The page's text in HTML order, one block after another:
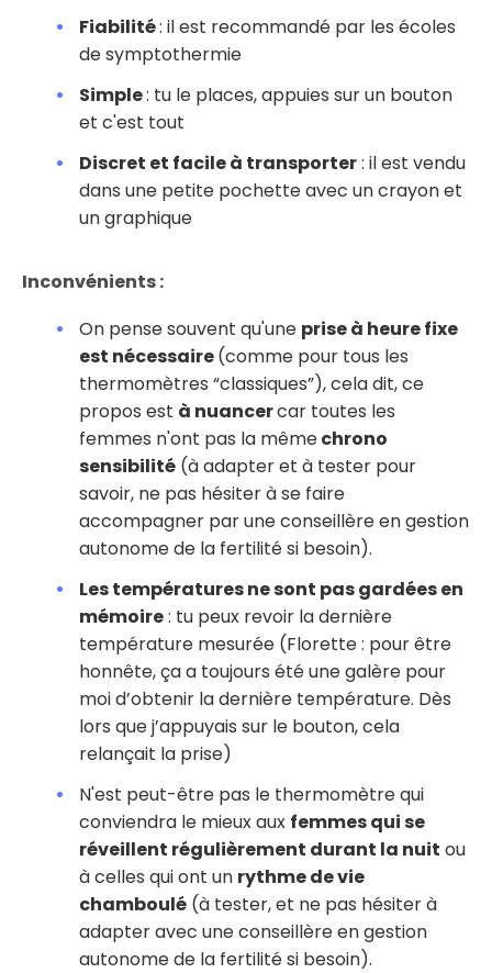
Fiabilité: il est recommandé par les écoles
de symptothermie
Simple: tu le places, appuies sur un bouton
et c'est tout
Discret et facile à transporter: il est vendu
dans une petite pochette avec un crayon et
un graphique
Inconvénients :
On pense souvent qu'une prise à heure fixe
est nécessaire(comme pour tous les
thermomètres “classiques”), cela dit, ce
propos est à nuancercar toutes les
femmes n'ont pas la mêmechrono
sensibilité (à adapter et à tester pour
savoir, ne pas hésiter à se faire
accompagner par une conseillère en gestion
autonome de la fertilité si besoin).
Les températures ne sont pas gardées en
mémoire: tu peux revoir la dernière
température mesurée (Florette : pour être
honnête, ça a toujours été une galère pour
moi d’obtenir la dernière température. Dès
lors que j’appuyais sur le bouton, cela
relançait la prise)
N'est peut-être pas le thermomètre qui
conviendra le mieux aux femmes qui se
réveillent régulièrement durant la nuit ou
à celles qui ont un rythme de vie
chamboulé (à tester, et ne pas hésiter à
adapter avec une conseillère en gestion
autonome de la fertilité si besoin).